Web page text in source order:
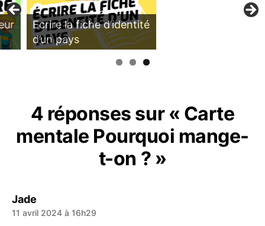
Ecrire la fiche d’identité
d’un pays
4 réponses sur « Carte
mentale Pourquoi mange-
t-on ? »
Jade
11 avril 2024 à 16h29